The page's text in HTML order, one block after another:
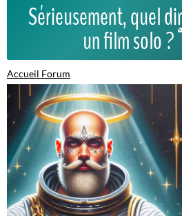
Sérieusement, quel
un film solo
Accueil Forum